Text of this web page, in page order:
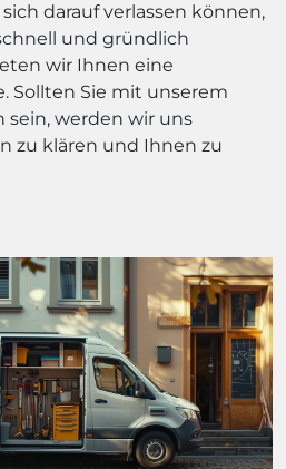
darauf verlassen können,
und gründlich
wir Ihnen eine
Sollten Sie mit unserem
sein, werden wir uns
zu klären und Ihnen zu